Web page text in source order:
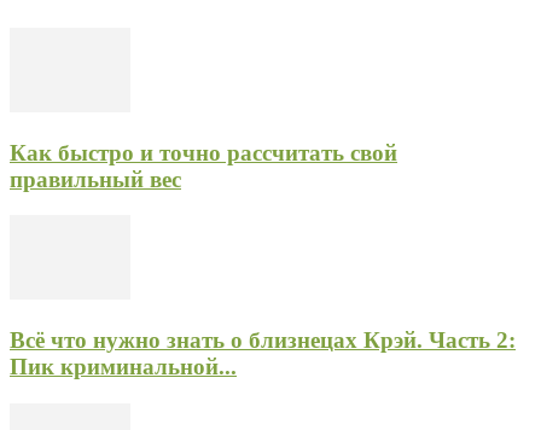
Как быстро и точно рассчитать свой
правильный вес
Всё что нужно знать о близнецах Крэй. Часть 2:
Пик криминальной...